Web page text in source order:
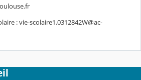
: vie-scolaire1.0312842W@ac-